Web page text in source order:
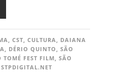
, CST, CULTURA, DAIANA
, DÉRIO QUINTO , SÃO
TOMÉ FEST FILM, SÃO
STPDIGITAL.NET